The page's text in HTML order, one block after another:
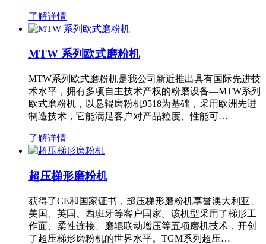
了解详情
MTW 系列欧式磨粉机
MTW系列欧式磨粉机是我公司新近推出具有国际先进技
术水平，拥有多项自主技术产权的粉磨设备—MTW系列
欧式磨粉机，以悬辊磨粉机9518为基础，采用欧洲先进
制造技术，它能满足客户对产品粒度、性能可…
了解详情
超压梯形磨粉机
获得了CE和国家证书，超压梯形磨粉机享誉澳大利亚、
美国、英国、西班牙等客户国家。该机型采用了梯形工
作面、柔性连接、磨辊联动增压等五项磨机技术，开创
了超压梯形磨粉机的世界水平。TGM系列超压…